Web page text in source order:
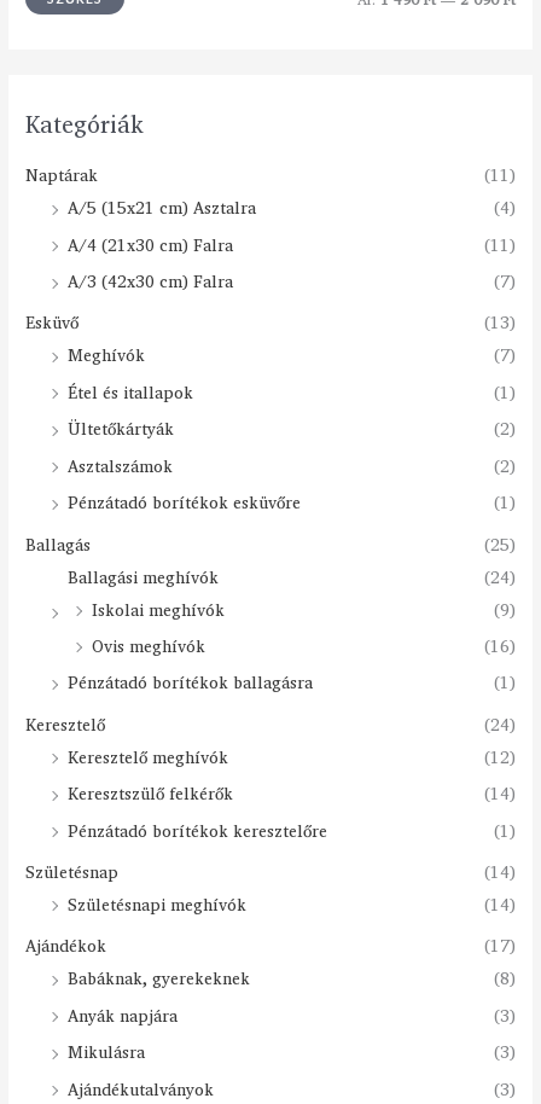
Kategóriák
Naptárak
(11)
A/5 (15x21 cm) Asztalra
(4)
A/4 (21x30 cm) Falra
(11)
A/3 (42x30 cm) Falra
(7)
Esküvő
(13)
Meghívók
(7)
Étel és itallapok
(1)
Ültetőkártyák
(2)
Asztalszámok
(2)
Pénzátadó borítékok esküvőre
(1)
Ballagás
(25)
Ballagási meghívók
(24)
Iskolai meghívók
(9)
Ovis meghívók
(16)
Pénzátadó borítékok ballagásra
(1)
Keresztelő
(24)
Keresztelő meghívók
(12)
Keresztszülő felkérők
(14)
Pénzátadó borítékok keresztelőre
(1)
Születésnap
(14)
Születésnapi meghívók
(14)
Ajándékok
(17)
Babáknak, gyerekeknek
(8)
Anyák napjára
(3)
Mikulásra
(3)
Ajándékutalványok
(3)